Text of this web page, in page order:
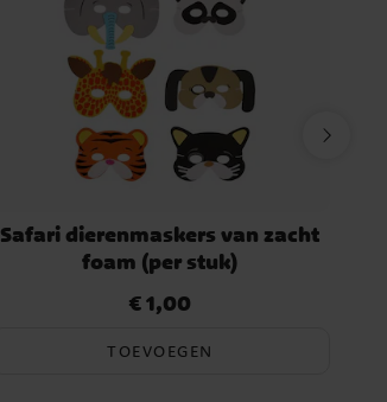
Safari dierenmaskers van zacht
foam (per stuk)
Prijs:€ 1,00
€ 1,00
TOEVOEGEN